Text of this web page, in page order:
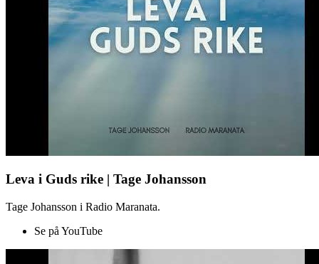
Leva i Guds rike | Tage Johansson
Tage Johansson i Radio Maranata.
Se på YouTube